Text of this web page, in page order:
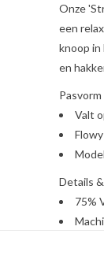
Onze
een
knoop in
en
Pasvorm
Valt
Details
75%